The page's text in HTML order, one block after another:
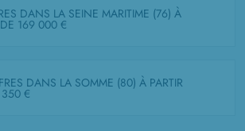
16 OFFRES DANS LA SEINE MARITIME (76) À
DE 169 000 €
152 OFFRES DANS LA SOMME (80) À PARTIR
€